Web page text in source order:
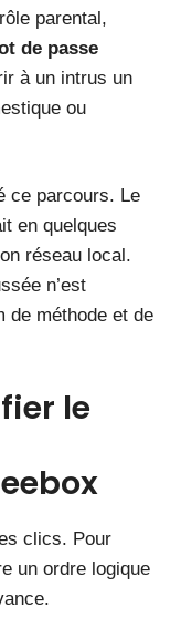
parental,
de passe
à un intrus un
ou
ce parcours. Le
en quelques
réseau local.
n’est
de méthode et de
le
clics. Pour
un ordre logique